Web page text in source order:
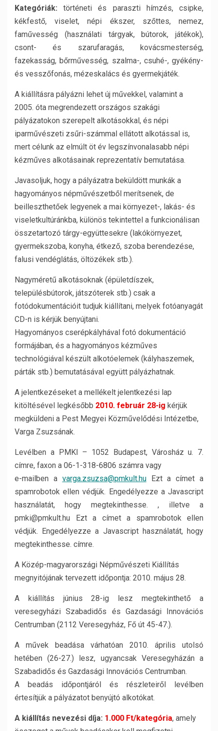
Kategóriák: történeti és paraszti hímzés, csipke,
kékfestő, viselet, népi ékszer, szőttes, nemez,
faművesség (használati tárgyak, bútorok, játékok),
csont- és szarufaragás, kovácsmesterség,
fazekasság, bőrművesség, szalma-, csuhé-, gyékény-
és vesszőfonás, mézeskalács és gyermekjáték.
A kiállításra pályázni lehet új művekkel, valamint a
2005. óta megrendezett országos szakági
pályázatokon szerepelt alkotásokkal, és népi
iparművészeti zsűri-számmal ellátott alkotással is,
mert célunk az elmúlt öt év legszínvonalasabb népi
kézműves alkotásainak reprezentatív bemutatása.
Javasoljuk, hogy a pályázatra beküldött munkák a
hagyományos népművészetből merítsenek, de
beilleszthetőek legyenek a mai környezet-, lakás- és
viseletkultúránkba, különös tekintettel a funkcionálisan
összetartozó tárgy-együttesekre (lakókörnyezet,
gyermekszoba, konyha, étkező, szoba berendezése,
falusi vendéglátás, öltözékek stb.).
Nagyméretű alkotásoknak (épületdíszek,
településbútorok, játszóterek stb.) csak a
fotódokumentációit tudjuk kiállítani, melyek fotóanyagát
CD-n is kérjük benyújtani.
Hagyományos cserépkályhával fotó dokumentáció
formájában, és a hagyományos kézműves
technológiával készült alkotóelemek (kályhaszemek,
párták stb.) bemutatásával együtt pályázhatnak.
A jelentkezéseket a mellékelt jelentkezési lap
kitöltésével legkésőbb 2010. február 28-ig kérjük
megküldeni a Pest Megyei Közművelődési Intézetbe,
Varga Zsuzsának.
Levélben a PMKI – 1052 Budapest, Városház u. 7.
címre, faxon a 06-1-318-6806 számra vagy
e-mailben a varga.zsuzsa@pmkult.huEzt a címet a
spamrobotok ellen védjük. Engedélyezze a Javascript
használatát, hogy megtekinthesse. , illetve a
pmki@pmkult.hu Ezt a címet a spamrobotok ellen
védjük. Engedélyezze a Javascript használatát, hogy
megtekinthesse. címre.
A Közép-magyarországi Népművészeti Kiállítás
megnyitójának tervezett időpontja: 2010. május 28.
A kiállítás június 28-ig lesz megtekinthető a
veresegyházi Szabadidős és Gazdasági Innovációs
Centrumban (2112 Veresegyház, Fő út 45-47.).
A művek beadása várhatóan 2010. április utolsó
hetében (26-27.) lesz, ugyancsak Veresegyházán a
Szabadidős és Gazdasági Innovációs Centrumban.
A beadás időpontjáról és részleteiről levélben
értesítjük a pályázatot benyújtó alkotókat.
A kiállítás nevezési díja: 1.000 Ft/kategória, amely